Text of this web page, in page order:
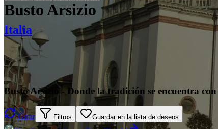
Busto Arsizio
Italia
Busto Arsizio - Donde la tradición se encuentra
Girar Filtros Guardar en la lista de deseos